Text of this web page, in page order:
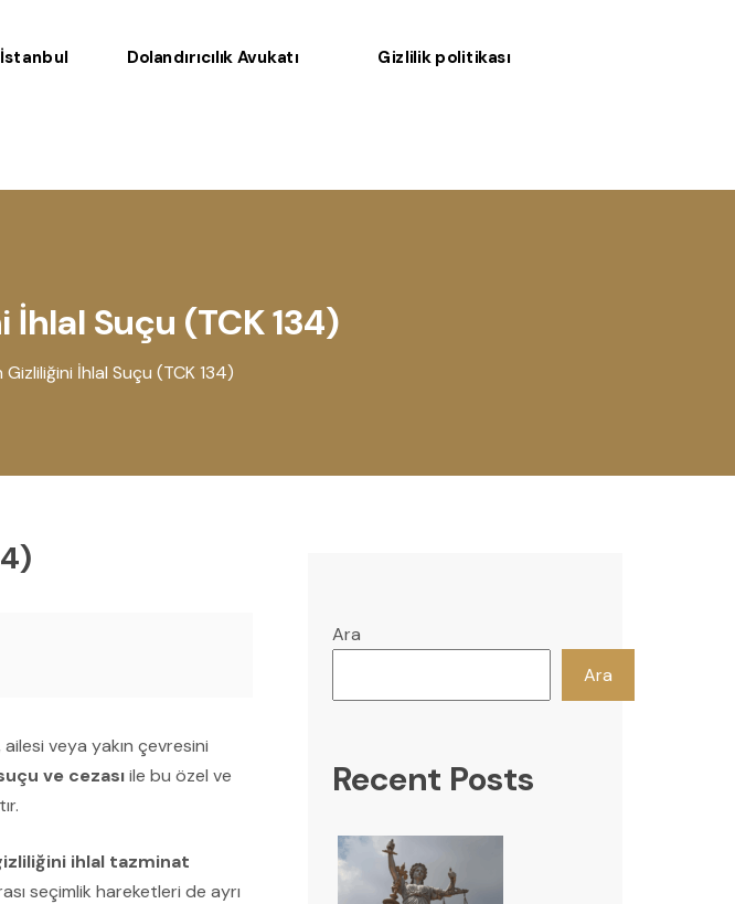
İstanbul Dolandırıcılık Avukatı Gizlilik politikası
Suçu (TCK 134)
Gizliliğini İhlal Suçu (TCK 134)
veya yakın çevresini
ve cezasıile bu özel ve
ihlal tazminat
seçimlik hareketleri de ayrı
Ara
Ara
Recent Posts